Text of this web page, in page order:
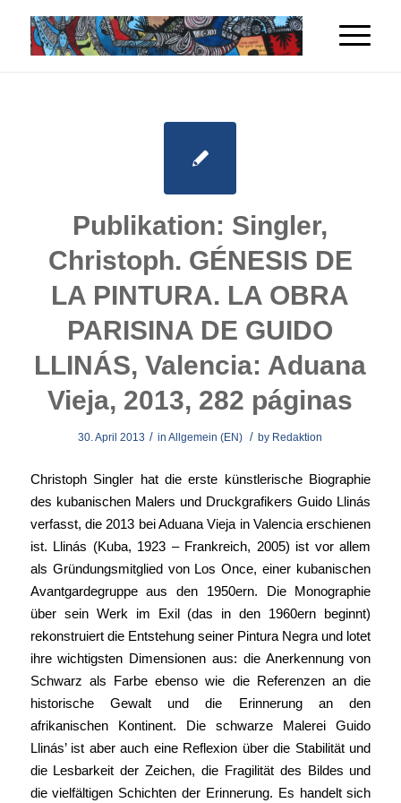
Publikation: Singler,
Christoph. GÉNESIS DE
LA PINTURA. LA OBRA
PARISINA DE GUIDO
LLINÁS, Valencia: Aduana
Vieja, 2013, 282 páginas
30. April 2013 / inAllgemein (EN) / by Redaktion
Christoph Singler hat die erste künstlerische Biographie
des kubanischen Malers und Druckgrafikers Guido Llinás
verfasst, die 2013 bei Aduana Vieja in Valencia erschienen
ist. Llinás (Kuba, 1923 – Frankreich, 2005) ist vor allem
als Gründungsmitglied von Los Once, einer kubanischen
Avantgardegruppe aus den 1950ern. Die Monographie
über sein Werk im Exil (das in den 1960ern beginnt)
rekonstruiert die Entstehung seiner Pintura Negra und lotet
ihre wichtigsten Dimensionen aus: die Anerkennung von
Schwarz als Farbe ebenso wie die Referenzen an die
historische Gewalt und die Erinnerung an den
afrikanischen Kontinent. Die schwarze Malerei Guido
Llinás’ ist aber auch eine Reflexion über die Stabilität und
die Lesbarkeit der Zeichen, die Fragilität des Bildes und
die vielfältigen Schichten der Erinnerung. Es handelt sich